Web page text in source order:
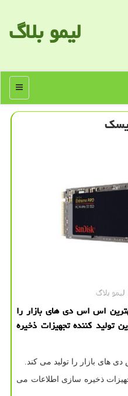
لیمو بلاگ
منو
اس اس دی های بازار را
تولید كننده تجهیزات ذخیره
بازار را تولید می کند.
ذخیره سازی اطلاعات می